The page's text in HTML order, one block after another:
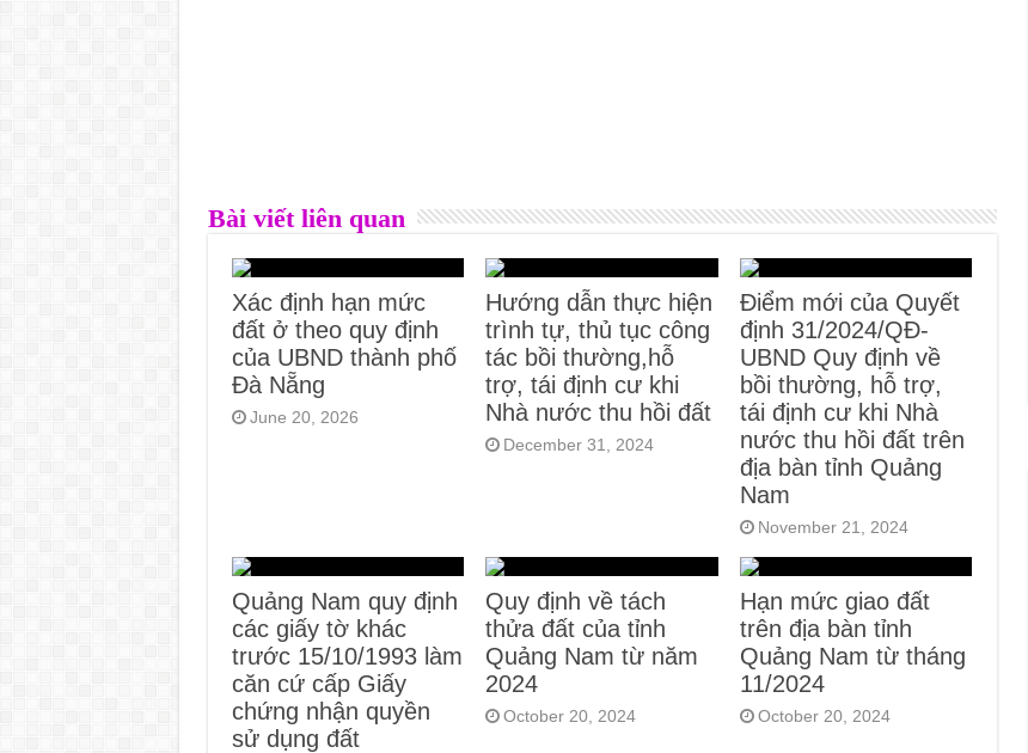
Bài viết liên quan
Xác định hạn mức
đất ở theo quy định
của UBND thành phố
Đà Nẵng
June 20, 2026
Hướng dẫn thực hiện
trình tự, thủ tục công
tác bồi thường,hỗ
trợ, tái định cư khi
Nhà nước thu hồi đất
December 31, 2024
Điểm mới của Quyết
định 31/2024/QĐ-
UBND Quy định về
bồi thường, hỗ trợ,
tái định cư khi Nhà
nước thu hồi đất trên
địa bàn tỉnh Quảng
Nam
November 21, 2024
Quảng Nam quy định
các giấy tờ khác
trước 15/10/1993 làm
căn cứ cấp Giấy
chứng nhận quyền
sử dụng đất
Quy định về tách
thửa đất của tỉnh
Quảng Nam từ năm
2024
October 20, 2024
Hạn mức giao đất
trên địa bàn tỉnh
Quảng Nam từ tháng
11/2024
October 20, 2024